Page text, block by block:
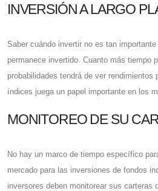
INVERSIÓN A LARGO
Saber cuándo invertir no es tan
permanece invertido. Cuanto más tiempo
probabilidades tendrá de ver
índices juega un papel importante en los
MONITOREO DE SU
No hay un marco de tiempo específico
mercado para las inversiones de fondos
inversores deben monitorear sus carteras